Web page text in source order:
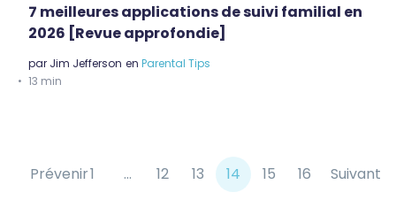
7 meilleures applications de suivi familial en
2026 [Revue approfondie]
par Jim Jefferson en Parental Tips
13 min
Prévenir1 … 12 13 14 15 16 Suivant